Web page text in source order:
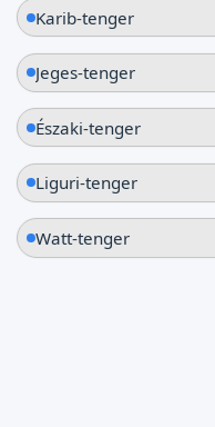
Karib-tenger
Jeges-tenger
Északi-tenger
Liguri-tenger
Watt-tenger